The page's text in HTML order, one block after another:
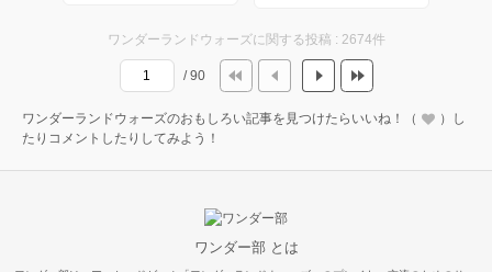
ワンダーランドウォーズに関する投稿 : 2674件
/ 90
ワンダーランドウォーズのおもしろい記事を見つけたらいいね！（
）し
たりコメントしたりしてみよう！
ワンダー部 とは